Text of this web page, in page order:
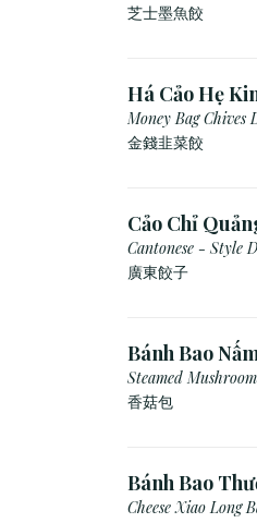
芝⼠墨⿂餃
Há Cảo Hẹ
Money Bag Chives
金錢韭菜餃
Cảo Chỉ
Cantonese - Style
廣東餃⼦
Bánh Bao
Steamed
香菇包
Bánh Bao
Viên)
Cheese Xiao Long